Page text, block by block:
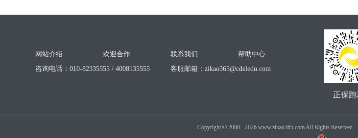
网站介绍 欢迎合作 联系我们
帮助中心
咨询电话：010-82335555 / 4008135555
客服邮箱： zikao365@cdeledu.com
正保
Copyright ©2000 - 2026www.zikao365.com All Rights